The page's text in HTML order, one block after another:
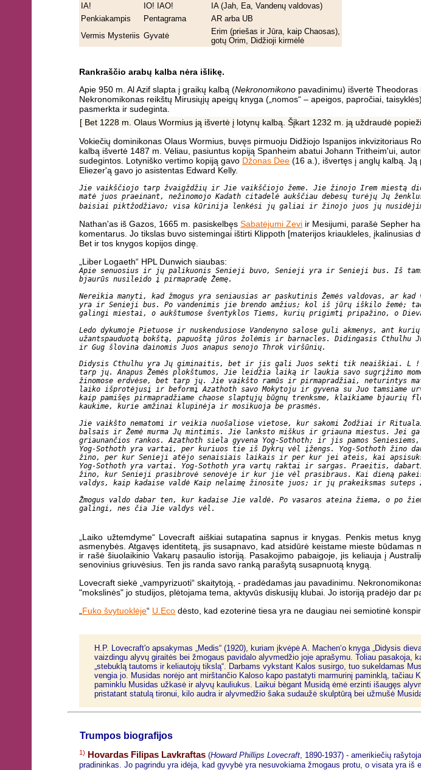
IA!
IO! IAO!
IA (Jah, Ea, Vandenų valdovas)
Penkiakampis
Pentagrama
AR arba UB
Vermis Mysteriis Gyvatė
Erim (priešas ir Jūra, kaip Chaosas),
gotų Orim, Didžioji kirmėlė
Rankraščio arabų kalba nėra išlikę.
Apie 950 m. Al Azif slapta į graikų kalbą (Nekronomikono pavadinimu) išvertė Theodoras
Nekronomikonas reikštų Mirusiųjų apeigų knyga („nomos“ – apeigos, papročiai,
pasmerkta ir sudeginta.
[ Bet 1228 m. Olaus Wormius ją išvertė į lotynų kalbą. Šįkart 1232 m. ją uždraudė
Vokiečių dominikonas Olaus Wormius, buvęs pirmuoju Didžiojo Ispanijos inkvizitoriaus
kalbą išvertė 1487 m. Vėliau, pasiuntus kopiją Spanheim abatui Johann Tritheim'ui,
sudegintos. Lotyniško vertimo kopiją gavo Džonas Dee (16 a.), išvertęs į anglų kalbą. Ją
Eliezer'ą gavo jo asistentas Edward Kelly.
Jie vaikščiojo tarp žvaigždžių ir Jie vaikščiojo žeme. Jie žinojo Irem miestą
matė juos praeinant, nežinomojo Kadath citadelė aukščiau debesų turėjų Jų
baisiai piktžodžiavo; visa kūrinija lenkėsi jų galiai ir žinojo juos jų
Nathan'as iš Gazos, 1665 m. pasiskelbęsSabatėjumi Zevi ir Mesijumi, parašė Sepher
komentarus. Jo tikslas buvo sistemingai ištirti Klippoth [materijos kriaukleles, įkalinusias
Bet ir tos knygos kopijos dingę.
„Liber Logaeth“ HPL Dunwich siaubas:
Apie senuosius ir jų palikuonis Senieji buvo, Senieji yra ir Senieji bus. Iš
bjaurūs nusileido į pirmapradę Žemę.
Nereikia manyti, kad žmogus yra seniausias ar paskutinis Žemės valdovas, ar
yra ir Senieji bus. Po vandenimis jie brendo amžius; kol iš jūrų iškilo žemė;
galingi miestai, o aukštumose šventyklos Tiems, kurių prigimtį pripažino, o
Ledo dykumoje Pietuose ir nuskendusiose Vandenyno salose guli akmenys, ant
užantspauduotą bokštą, papuoštą jūros žolėmis ir barnacles. Didingasis
ir Gug šlovina dainomis Juos anapus senojo Throk viršūnių.
Didysis Cthulhu yra Jų giminaitis, bet ir jis gali Juos sekti tik neaiškiai. L !
tarp jų. Anapus Žemės plokštumos, Jie leidžia laiką ir laukia savo sugrįžimo
žinomose erdvėse, bet tarp jų. Jie vaikšto ramūs ir pirmapradžiai, neturintys
laiko išprotėjusį ir beformį Azathoth savo Mokytoju ir gyvena su Juo tamsiame
kaip pamišęs pirmapradžiame chaose slaptųjų būgnų trenksme, klaikiame
kaukime, kurie amžinai klupinėja ir mosikuoja be prasmės.
Jie vaikšto nematomi ir veikia nuošaliose vietose, kur sakomi Žodžiai ir
balsais ir Žemė murma Jų mintimis. Jie lanksto miškus ir griauna miestus. Jei
griaunančios rankos. Azathoth siela gyvena Yog-Sothoth; ir jis pamos
Yog-Sothoth yra vartai, per kuriuos tie iš Dykrų vėl įžengs. Yog-Sothoth
žino, per kur Senieji atėjo senaisiais laikais ir per kur jei ateis, kai
Yog-Sothoth yra vartai. Yog-Sothoth yra vartų raktai ir sargas. Praeitis,
žino, kur Senieji prasibrovė senovėje ir kur jie vėl prasibraus. Kai dieną
valdys, kaip kadaise valdė Kaip nelaimę žinosite juos; ir jų prakeiksmas suteps
Žmogus valdo dabar ten, kur kadaise Jie valdė. Po vasaros ateina žiema, o po
galingi, nes čia Jie valdys vėl.
„Laiko užtemdyme“ Lovecraft aiškiai sutapatina sapnus ir knygas. Penkis metus
asmenybės. Atgavęs identitetą, jis susapnavo, kad atsidūrė keistame mieste būdamas
ir rašė šiuolaikinio Vakarų pasaulio istoriją. Pasakojimo pabaigoje, jis keliauja į
senovinius griuvėsius. Ten jis randa savo ranką parašytą susapnuotą knygą.
Lovecraft siekė „vampyrizuoti“ skaitytoją, - pradėdamas jau pavadinimu.
"mokslinės" jo studijos, plėtojama tema, aktyvūs diskusijų klubai. Jo istoriją pradėjo dar
Fuko švytuoklėje“ U.Eco dėsto, kad ezoterinė tiesa yra ne daugiau nei semiotinė
H.P. Lovecraft'o apsakymas „Medis“ (1920), kuriam įkvėpė A. Machen‘o knyga „Didysis
vaizdingu alyvų giraitės bei žmogaus pavidalo alyvmedžio joje aprašymu. Toliau
„stebuklą tautoms ir keliautojų tikslą“. Darbams vykstant Kalos susirgo, tuo sukeldamas
vengia jo. Musidas norėjo ant mirštančio Kaloso kapo pastatyti marmurinį paminklą,
paminklu Musidas užkasė ir alyvų kauliukus. Laikui bėgant Musidą ėmė erzinti išaugęs
pristatant statulą tironui, kilo audra ir alyvmedžio šaka sudaužė skulptūrą bei užmušė
Trumpos biografijos
1) Hovardas Filipas Lavkraftas (Howard Phillips Lovecraft, 1890-1937) - amerikiečių
pradininkas. Jo pagrindu yra idėja, kad gyvybė yra nesuvokiama žmogaus protu, o visata yra